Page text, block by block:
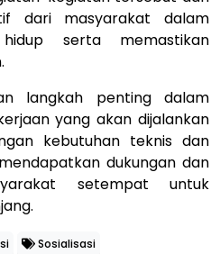
dari masyarakat dalam
serta memastikan
langkah penting dalam
yang akan dijalankan
kebutuhan teknis dan
dukungan dan
setempat untuk
Sosialisasi